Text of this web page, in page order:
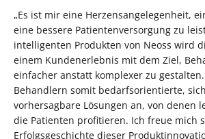
„Es ist mir eine Herzensangelegenheit,
eine bessere Patientenversorgung zu
intelligenten Produkten von Neoss wird
einem Kundenerlebnis mit dem Ziel,
einfacher anstatt komplexer zu
Behandlern somit bedarfsorientierte,
vorhersagbare Lösungen an, von denen
die Patienten profitieren. Ich freue mich
Erfolgsgeschichte dieser